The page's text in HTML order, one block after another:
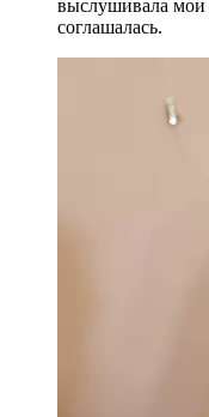
выслушивала мои
соглашалась.